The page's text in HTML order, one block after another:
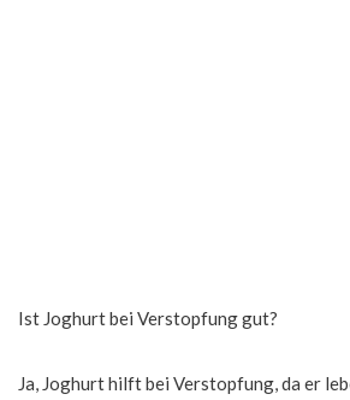
Ist Joghurt bei Verstopfung gut?
Ja, Joghurt hilft bei Verstopfung, da er